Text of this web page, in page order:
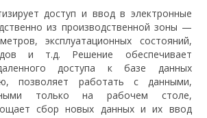
доступ и ввод в электронные
из производственной зоны —
эксплуатационных состояний,
и т.д. Решение обеспечивает
доступа к базе данных
позволяет работать с данными,
только на рабочем столе,
сбор новых данных и их ввод